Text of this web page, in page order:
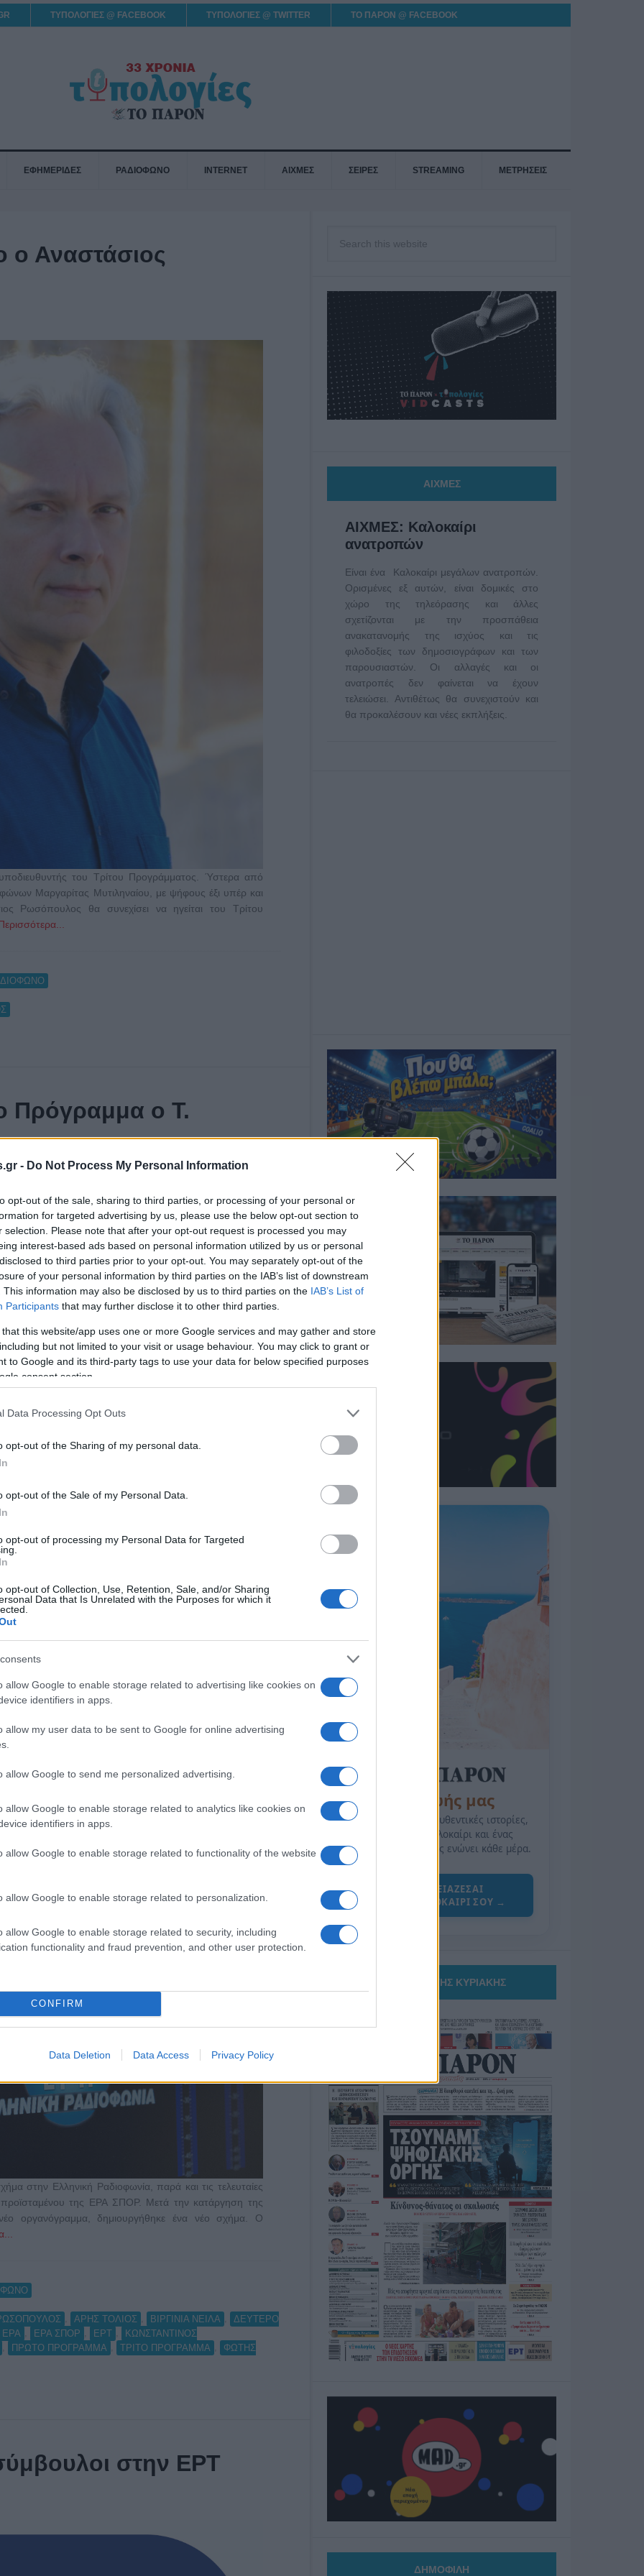
- Do Not Process My Personal Information
opt-out of the sale, sharing to third parties, or processing of your personal or
for targeted advertising by us, please use the below opt-out section to
selection. Please note that after your opt-out request is processed you may
interest-based ads based on personal information utilized by us or personal
to third parties prior to your opt-out. You may separately opt-out of the
of your personal information by third parties on the IAB’s list of downstream
This information may also be disclosed by us to third parties on the IAB’s List of
Participants that may further disclose it to other third parties.
that this website/app uses one or more Google services and may gather and store
but not limited to your visit or usage behaviour. You may click to grant or
to Google and its third-party tags to use your data for below specified purposes
consent section.
Data Processing Opt Outs
opt-out of the Sharing of my personal data.
opt-out of the Sale of my Personal Data.
opt-out of processing my Personal Data for Targeted
opt-out of Collection, Use, Retention, Sale, and/or Sharing
Data that Is Unrelated with the Purposes for which it
allow Google to enable storage related to advertising like cookies on
identifiers in apps.
allow my user data to be sent to Google for online advertising
allow Google to send me personalized advertising.
allow Google to enable storage related to analytics like cookies on
identifiers in apps.
allow Google to enable storage related to functionality of the website
allow Google to enable storage related to personalization.
allow Google to enable storage related to security, including
functionality and fraud prevention, and other user protection.
CONFIRM
Data Deletion Data Access Privacy Policy
ΤΥΠΟΛΟΓΙΕΣ @ FACEBOOK ΤΥΠΟΛΟΓΙΕΣ @ TWITTER ΤΟ ΠΑΡΟΝ @ FACEBOOK
ΕΦΗΜΕΡΙΔΕΣ ΡΑΔΙΟΦΩΝΟ INTERNET ΑΙΧΜΕΣ ΣΕΙΡΕΣ STREAMING ΜΕΤΡΗΣΕΙΣ
ο Αναστάσιος
του Τρίτου Προγράμματος. Ύστερα από
Μαργαρίτας Μυτιληναίου, με ψήφους έξι υπέρ και
Ρωσόπουλος θα συνεχίσει να ηγείται του Τρίτου
Πρόγραμμα ο Τ.
της θητείας του Αναστάσιου Ρωσόπουλου ως
Προγράμματος για το διάστημα από 26.04.2025 έως
σχήμα στην ΕΡΑ
στην Ελληνική Ραδιοφωνία, παρά και τις τελευταίες
της ΕΡΑ ΣΠΟΡ. Μετά την κατάργηση της
οργανόγραμμα, δημιουργήθηκε ένα νέο σχήμα. Ο
ΑΡΗΣ ΤΟΛΙΟΣ ΒΙΡΓΙΝΙΑ ΝΕΙΛΑ
ΔΕΥΤΕΡΟ
ΕΡΑ ΕΡΑ ΣΠΟΡ ΕΡΤ
ΚΩΝΣΤΑΝΤΙΝΟΣ
ΠΡΩΤΟ ΠΡΟΓΡΑΜΜΑ ΤΡΙΤΟ ΠΡΟΓΡΑΜΜΑ
ΦΩΤΗΣ
σύμβουλοι στην ΕΡΤ
ΑΙΧΜΕΣ
ΑΙΧΜΕΣ: Καλοκαίρι
ανατροπών
Είναι ένα Καλοκαίρι μεγάλων ανατροπών.
Ορισμένες εξ αυτών, είναι δομικές στο
χώρο της τηλεόρασης και άλλες
σχετίζονται με την προσπάθεια
ανακατανομής της ισχύος και τις
φιλοδοξίες των δημοσιογράφων και των
παρουσιαστών. Οι αλλαγές και οι
ανατροπές δεν φαίνεται να έχουν
τελειώσει. Αντιθέτως θα συνεχιστούν και
θα προκαλέσουν και νέες εκπλήξεις.
της Ζωής μας
Οι άνθρωποι, οι αυθεντικές ιστορίες,
το ελληνικό καλοκαίρι και ένας
πολιτισμός που μας ενώνει κάθε μέρα.
ΟΣΑ ΧΡΕΙΑΖΕΣΑΙ
ΓΙΑ ΤΟ ΚΑΛΟΚΑΙΡΙ ΣΟΥ →
ΤΟ ΠΑΡΟΝ ΤΗΣ ΚΥΡΙΑΚΗΣ
ΔΗΜΟΦΙΛΗ